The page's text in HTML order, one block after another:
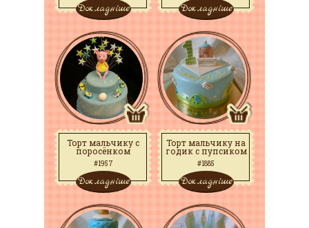
Докладніше Докладніше
Торт мальчику с
поросёнком
#1957
Докладніше
Торт мальчику на
годик с пупсиком
#1885
Докладніше